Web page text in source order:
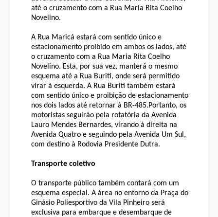
até o cruzamento com a Rua Maria Rita Coelho
Novelino.
A Rua Maricá estará com sentido único e
estacionamento proibido em ambos os lados, até
o cruzamento com a Rua Maria Rita Coelho
Novelino. Esta, por sua vez, manterá o mesmo
esquema até a Rua Buriti, onde será permitido
virar à esquerda. A Rua Buriti também estará
com sentido único e proibição de estacionamento
nos dois lados até retornar à BR-485.Portanto, os
motoristas seguirão pela rotatória da Avenida
Lauro Mendes Bernardes, virando à direita na
Avenida Quatro e seguindo pela Avenida Um Sul,
com destino à Rodovia Presidente Dutra.
Transporte coletivo
O transporte público também contará com um
esquema especial. A área no entorno da Praça do
Ginásio Poliesportivo da Vila Pinheiro será
exclusiva para embarque e desembarque de